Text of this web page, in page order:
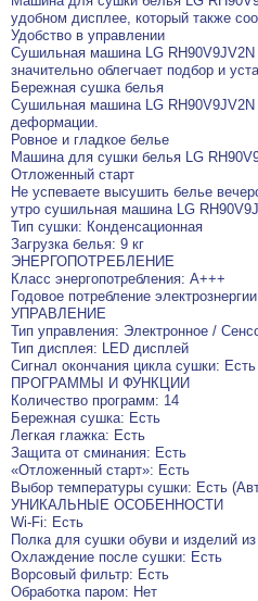
удобном дисплее, который также
Удобство в управлении
Сушильная машина LG RH90V9JV2N
значительно облегчает подбор и
Бережная сушка белья
Сушильная машина LG
деформации.
Ровное и гладкое белье
Машина для сушки белья LG
Отложенный старт
Не успеваете высушить белье
утро сушильная машина LG
Тип сушки: Конденсационная
Загрузка белья: 9 кг
ЭНЕРГОПОТРЕБЛЕНИЕ
Класс энергопотребления: A+++
Годовое потребление
УПРАВЛЕНИЕ
Тип управления: Электронное /
Тип дисплея: LED дисплей
Сигнал окончания цикла сушки: Есть
ПРОГРАММЫ И ФУНКЦИИ
Количество программ: 14
Бережная сушка: Есть
Легкая глажка: Есть
Защита от сминания: Есть
«Отложенный старт»: Есть
Выбор температуры сушки: Есть
УНИКАЛЬНЫЕ ОСОБЕННОСТИ
Wi-Fi: Есть
Полка для сушки обуви и изделий
Охлаждение после сушки: Есть
Ворсовый фильтр: Есть
Обработка паром: Нет